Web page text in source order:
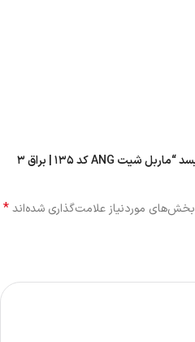
اولین کسی باشید که دیدگاهی می نویسد “ماربل شیت ANG کد ۱۳۵ | براق ۳
بخش‌های موردنیاز علامت‌گذاری شده‌اند*